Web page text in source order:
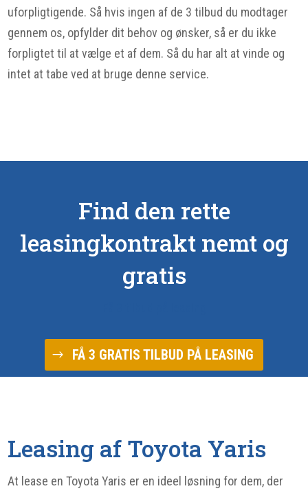
uforpligtigende. Så hvis ingen af de 3 tilbud du modtager
gennem os, opfylder dit behov og ønsker, så er du ikke
forpligtet til at vælge et af dem. Så du har alt at vinde og
intet at tabe ved at bruge denne service.
Find den rette
leasingkontrakt nemt og
gratis
FÅ 3 GRATIS TILBUD PÅ LEASING
Leasing af Toyota Yaris
At lease en Toyota Yaris er en ideel løsning for dem, der